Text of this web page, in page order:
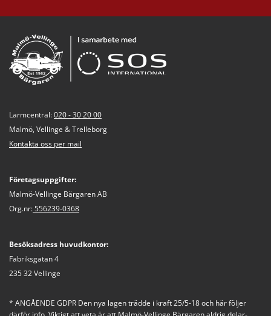
Larmcentral:020 - 30 20 00
Malmö, Vellinge & Trelleborg
Kontakta oss per mail
Företagsuppgifter:
Malmö-Vellinge Bärgaren AB
Org.nr:556239-0368
Besöksadress huvudkontor:
Fabriksgatan 4
235 32 Vellinge
* ANGÅENDE GDPR Den nya lagen trädde i kraft 25/5-18 och här följer